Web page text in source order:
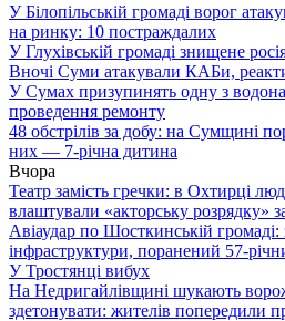
У Білопільській громаді ворог
на ринку: 10 постраждалих
У Глухівській громаді знищене
Вночі Суми атакували КАБи,
У Сумах призупинять одну з
проведення ремонту
48 обстрілів за добу: на Сумщині
них — 7-річна дитина
Вчора
Театр замість гречки: в Охтирці
влаштували «акторську розрядку»
Авіаудар по Шосткинській громаді:
інфраструктури, поранений 57-
У Тростянці вибух
На Недригайлівщині шукають
здетонувати: жителів попередили